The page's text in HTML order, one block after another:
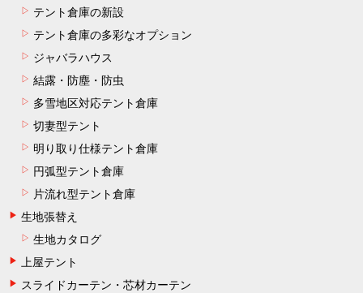
テント倉庫の新設
テント倉庫の多彩なオプション
ジャバラハウス
結露・防塵・防虫
多雪地区対応テント倉庫
切妻型テント
明り取り仕様テント倉庫
円弧型テント倉庫
片流れ型テント倉庫
生地張替え
生地カタログ
上屋テント
スライドカーテン・芯材カーテン